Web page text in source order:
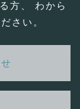
方、 わから
さい。